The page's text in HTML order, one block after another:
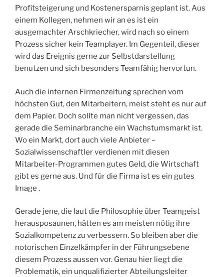
Profitsteigerung und Kostenersparnis geplant ist. Aus
einem Kollegen, nehmen wir an es ist ein
ausgemachter Arschkriecher, wird nach so einem
Prozess sicher kein Teamplayer. Im Gegenteil, dieser
wird das Ereignis gerne zur Selbstdarstellung
benutzen und sich besonders Teamfähig hervortun.
Auch die internen Firmenzeitung sprechen vom
höchsten Gut, den Mitarbeitern, meist steht es nur auf
dem Papier. Doch sollte man nicht vergessen, das
gerade die Seminarbranche ein Wachstumsmarkt ist.
Wo ein Markt, dort auch viele Anbieter –
Sozialwissenschaftler verdienen mit diesen
Mitarbeiter-Programmen gutes Geld, die Wirtschaft
gibt es gerne aus. Und für die Firma ist es ein gutes
Image .
Gerade jene, die laut die Philosophie über Teamgeist
herausposaunen, hätten es am meisten nötig ihre
Sozialkompetenz zu verbessern. So bleiben aber die
notorischen Einzelkämpfer in der Führungsebene
diesem Prozess aussen vor. Genau hier liegt die
Problematik, ein unqualifizierter Abteilungsleiter